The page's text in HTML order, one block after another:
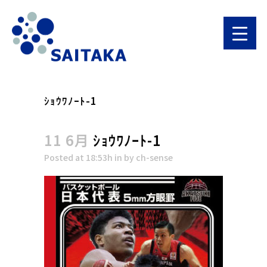
ｼｮｳﾜﾉｰﾄ-1
11 6月 ｼｮｳﾜﾉｰﾄ-1
Posted at 18:53h in by ch-sense